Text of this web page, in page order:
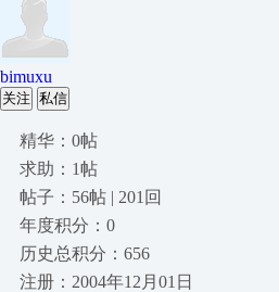
bimuxu
关注 私信
精华：0帖
求助：1帖
帖子：56帖 | 201回
年度积分：0
历史总积分：656
注册：2004年12月01日